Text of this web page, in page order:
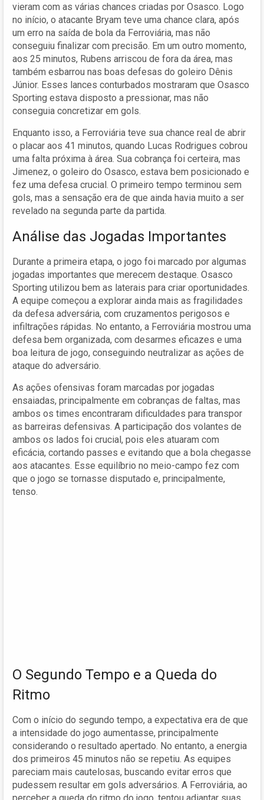
vieram com as várias chances criadas por Osasco. Logo
no início, o atacante Bryam teve uma chance clara, após
um erro na saída de bola da Ferroviária, mas não
conseguiu finalizar com precisão. Em um outro momento,
aos 25 minutos, Rubens arriscou de fora da área, mas
também esbarrou nas boas defesas do goleiro Dênis
Júnior. Esses lances conturbados mostraram que Osasco
Sporting estava disposto a pressionar, mas não
conseguia concretizar em gols.
Enquanto isso, a Ferroviária teve sua chance real de abrir
o placar aos 41 minutos, quando Lucas Rodrigues cobrou
uma falta próxima à área. Sua cobrança foi certeira, mas
Jimenez, o goleiro do Osasco, estava bem posicionado e
fez uma defesa crucial. O primeiro tempo terminou sem
gols, mas a sensação era de que ainda havia muito a ser
revelado na segunda parte da partida.
Análise das Jogadas Importantes
Durante a primeira etapa, o jogo foi marcado por algumas
jogadas importantes que merecem destaque. Osasco
Sporting utilizou bem as laterais para criar oportunidades.
A equipe começou a explorar ainda mais as fragilidades
da defesa adversária, com cruzamentos perigosos e
infiltrações rápidas. No entanto, a Ferroviária mostrou uma
defesa bem organizada, com desarmes eficazes e uma
boa leitura de jogo, conseguindo neutralizar as ações de
ataque do adversário.
As ações ofensivas foram marcadas por jogadas
ensaiadas, principalmente em cobranças de faltas, mas
ambos os times encontraram dificuldades para transpor
as barreiras defensivas. A participação dos volantes de
ambos os lados foi crucial, pois eles atuaram com
eficácia, cortando passes e evitando que a bola chegasse
aos atacantes. Esse equilíbrio no meio-campo fez com
que o jogo se tornasse disputado e, principalmente,
tenso.
O Segundo Tempo e a Queda do
Ritmo
Com o início do segundo tempo, a expectativa era de que
a intensidade do jogo aumentasse, principalmente
considerando o resultado apertado. No entanto, a energia
dos primeiros 45 minutos não se repetiu. As equipes
pareciam mais cautelosas, buscando evitar erros que
pudessem resultar em gols adversários. A Ferroviária, ao
perceber a queda do ritmo do jogo, tentou adiantar suas